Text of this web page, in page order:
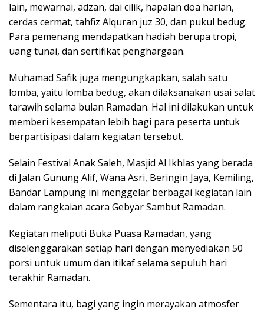
lain, mewarnai, adzan, dai cilik, hapalan doa harian,
cerdas cermat, tahfiz Alquran juz 30, dan pukul bedug.
Para pemenang mendapatkan hadiah berupa tropi,
uang tunai, dan sertifikat penghargaan.
Muhamad Safik juga mengungkapkan, salah satu
lomba, yaitu lomba bedug, akan dilaksanakan usai salat
tarawih selama bulan Ramadan. Hal ini dilakukan untuk
memberi kesempatan lebih bagi para peserta untuk
berpartisipasi dalam kegiatan tersebut.
Selain Festival Anak Saleh, Masjid Al Ikhlas yang berada
di Jalan Gunung Alif, Wana Asri, Beringin Jaya, Kemiling,
Bandar Lampung ini menggelar berbagai kegiatan lain
dalam rangkaian acara Gebyar Sambut Ramadan.
Kegiatan meliputi Buka Puasa Ramadan, yang
diselenggarakan setiap hari dengan menyediakan 50
porsi untuk umum dan itikaf selama sepuluh hari
terakhir Ramadan.
Sementara itu, bagi yang ingin merayakan atmosfer